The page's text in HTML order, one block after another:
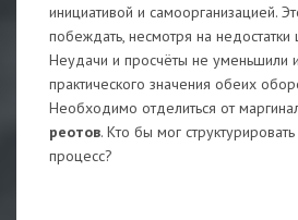
инициативой и самоорганизацией.
побеждать, несмотря на недостатки
Неудачи и просчёты не уменьшили
практического значения обеих
Необходимо отделиться от
реотов. Кто бы мог
процесс?